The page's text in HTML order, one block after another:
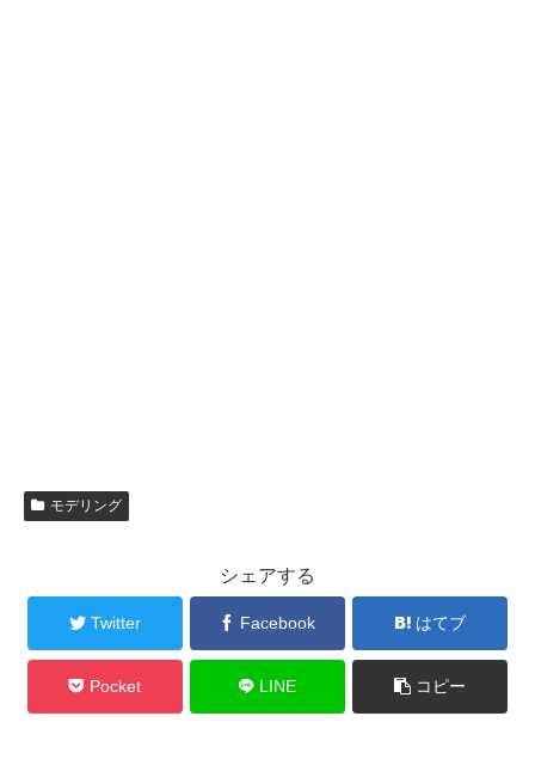
モデリング
シェアする
Twitter Facebook はてブ
Pocket LINE コピー